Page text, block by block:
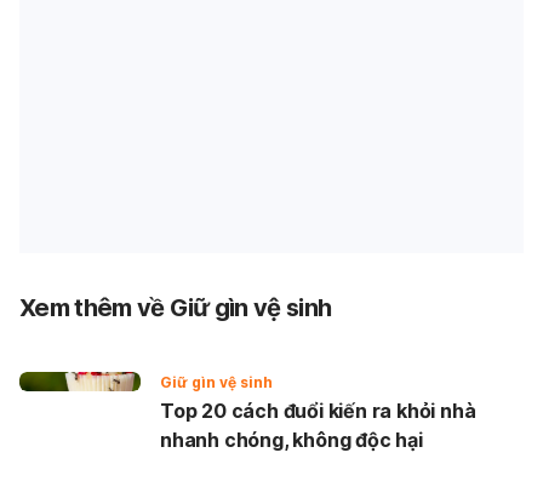
Xem thêm về Giữ gìn vệ sinh
Giữ gìn vệ sinh
Top 20 cách đuổi kiến ra khỏi nhà
nhanh chóng, không độc hại